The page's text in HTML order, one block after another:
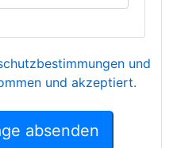
und
und akzeptiert.
absenden